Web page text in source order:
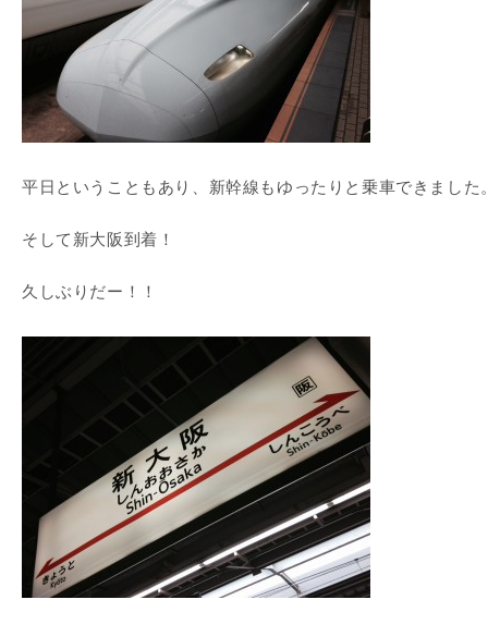
平日ということもあり、新幹線もゆったりと乗車できました
そして新大阪到着！
久しぶりだー！！